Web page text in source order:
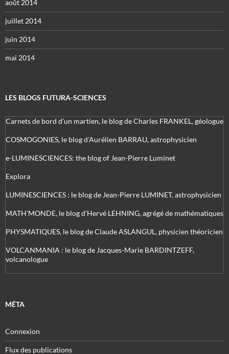
août 2014
juillet 2014
juin 2014
mai 2014
LES BLOGS FUTURA-SCIENCES
Carnets de bord d’un martien, le blog de Charles FRANKEL, géologue
COSMOGONIES, le blog d'Aurélien BARRAU, astrophysicien
e-LUMINESCIENCES: the blog of Jean-Pierre Luminet
Explora
LUMINESCIENCES : le blog de Jean-Pierre LUMINET, astrophysicien
MATH'MONDE, le blog d'Hervé LEHNING, agrégé de mathématiques
PHYSMATIQUES, le blog de Claude ASLANGUL, physicien théoricien
VOLCANMANIA : le blog de Jacques-Marie BARDINTZEFF,
volcanologue
MÉTA
Connexion
Flux des publications